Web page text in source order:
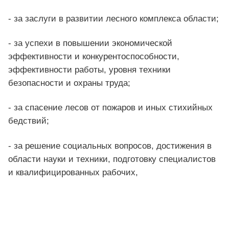
- за заслуги в развитии лесного комплекса области;
- за успехи в повышении экономической
эффективности и конкурентоспособности,
эффективности работы, уровня техники
безопасности и охраны труда;
- за спасение лесов от пожаров и иных стихийных
бедствий;
- за решение социальных вопросов, достижения в
области науки и техники, подготовку специалистов
и квалифицированных рабочих,